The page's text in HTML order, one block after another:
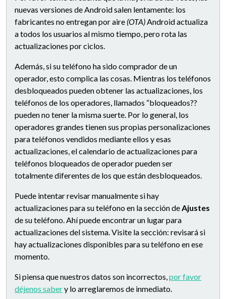
nuevas versiones de Android salen lentamente: los
fabricantes no entregan por aire (OTA)Android actualiza
a todos los usuarios al mismo tiempo, pero rota las
actualizaciones por ciclos.
Además, si su teléfono ha sido comprador de un
operador, esto complica las cosas. Mientras los teléfonos
desbloqueados pueden obtener las actualizaciones, los
teléfonos de los operadores, llamados “bloqueados??
pueden no tener la misma suerte. Por lo general, los
operadores grandes tienen sus propias personalizaciones
para teléfonos vendidos mediante ellos y esas
actualizaciones, el calendario de actualizaciones para
teléfonos bloqueados de operador pueden ser
totalmente diferentes de los que están desbloqueados.
Puede intentar revisar manualmente si hay
actualizaciones para su teléfono en la sección deAjustes
de su teléfono. Ahí puede encontrar un lugar para
actualizaciones del sistema. Visite la sección: revisará si
hay actualizaciones disponibles para su teléfono en ese
momento.
Si piensa que nuestros datos son incorrectos,por favor
déjenos sabery lo arreglaremos de inmediato.